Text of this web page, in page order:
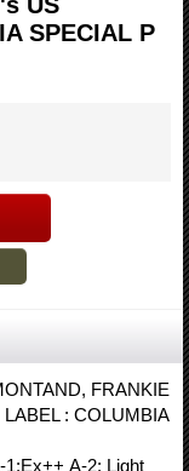
SPECIAL P
FRANKIE
: COLUMBIA
A-2: Light